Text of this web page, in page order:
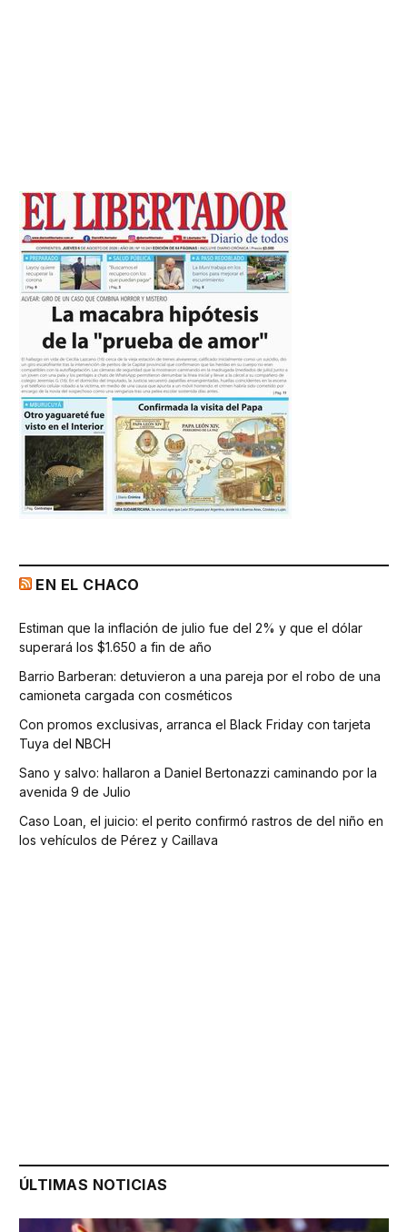
EN EL CHACO
Estiman que la inflación de julio fue del 2% y que el dólar
superará los $1.650 a fin de año
Barrio Barberan: detuvieron a una pareja por el robo de una
camioneta cargada con cosméticos
Con promos exclusivas, arranca el Black Friday con tarjeta
Tuya del NBCH
Sano y salvo: hallaron a Daniel Bertonazzi caminando por la
avenida 9 de Julio
Caso Loan, el juicio: el perito confirmó rastros de del niño en
los vehículos de Pérez y Caillava
ÚLTIMAS NOTICIAS